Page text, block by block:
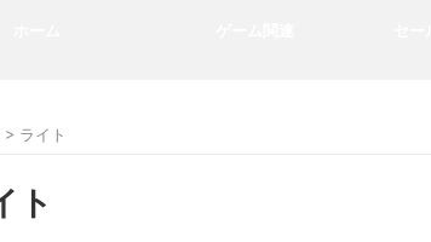
> ライト
ト